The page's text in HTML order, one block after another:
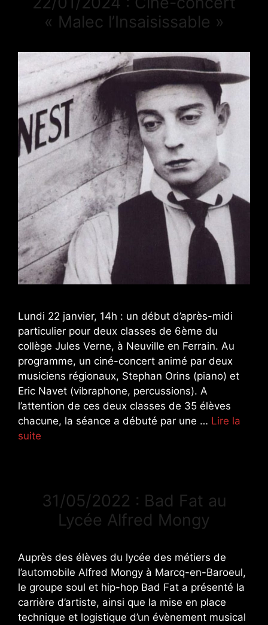
« Malec l’Insaisissable »
Lundi 22 janvier, 14h : un début d’après-midi
particulier pour deux classes de 6ème du
collège Jules Verne, à Neuville en Ferrain. Au
programme, un ciné-concert animé par deux
musiciens régionaux, Stephan Orins (piano) et
Eric Navet (vibraphone, percussions). A
l’attention de ces deux classes de 35 élèves
chacune, la séance a débuté par une … Lire la
suite
31/05/2022 : Bad Fat au
Lycée Alfred Mongy
Auprès des élèves du lycée des métiers de
l’automobile Alfred Mongy à Marcq-en-Baroeul,
le groupe soul et hip-hop Bad Fat a présenté la
carrière d’artiste, ainsi que la mise en place
technique et logistique d’un évènement musical